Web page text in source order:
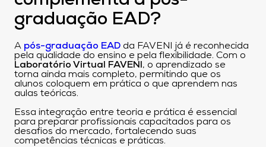
graduação EAD?
A pós-graduação EAD da FAVENI já é reconhecida
pela qualidade do ensino e pela flexibilidade. Com o
Laboratório Virtual FAVENI, o aprendizado se
torna ainda mais completo, permitindo que os
alunos coloquem em prática o que aprendem nas
aulas teóricas.
Essa integração entre teoria e prática é essencial
para preparar profissionais capacitados para os
desafios do mercado, fortalecendo suas
competências técnicas e práticas.